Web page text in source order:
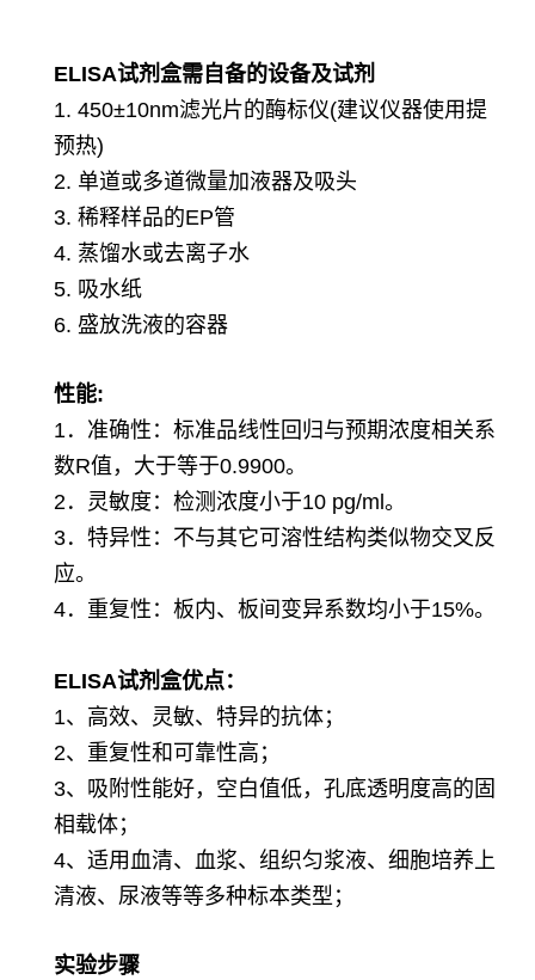
ELISA试剂盒需自备的设备及试剂
1. 450±10nm滤光片的酶标仪(建议仪器使用提
预热)
2. 单道或多道微量加液器及吸头
3. 稀释样品的EP管
4. 蒸馏水或去离子水
5. 吸水纸
6. 盛放洗液的容器
性能:
1．准确性：标准品线性回归与预期浓度相关系
数R值，大于等于0.9900。
2．灵敏度：检测浓度小于10 pg/ml。
3．特异性：不与其它可溶性结构类似物交叉反
应。
4．重复性：板内、板间变异系数均小于15%。
ELISA试剂盒优点：
1、高效、灵敏、特异的抗体；
2、重复性和可靠性高；
3、吸附性能好，空白值低，孔底透明度高的固
相载体；
4、适用血清、血浆、组织匀浆液、细胞培养上
清液、尿液等等多种标本类型；
实验步骤